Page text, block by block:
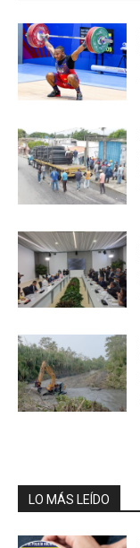
LO MÁS LEÍDO